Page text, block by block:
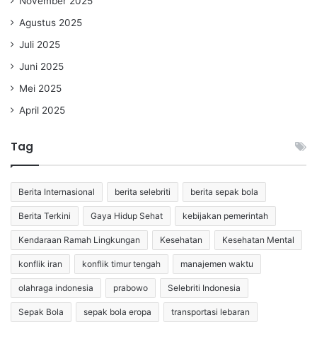
Agustus 2025
Juli 2025
Juni 2025
Mei 2025
April 2025
Tag
Berita Internasional berita selebriti berita sepak bola
Berita Terkini Gaya Hidup Sehat kebijakan pemerintah
Kendaraan Ramah Lingkungan Kesehatan Kesehatan Mental
konflik iran konflik timur tengah manajemen waktu
olahraga indonesia prabowo Selebriti Indonesia
Sepak Bola sepak bola eropa transportasi lebaran